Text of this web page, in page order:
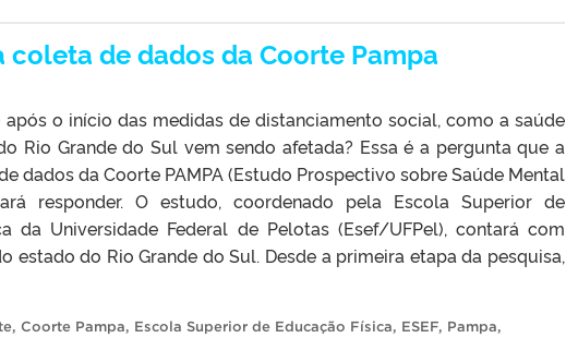
coleta de dados da Coorte Pampa
após o início das medidas de distanciamento social, como a saúde
Rio Grande do Sul vem sendo afetada? Essa é a pergunta que a
dados da Coorte PAMPA (Estudo Prospectivo sobre Saúde Mental
responder. O estudo, coordenado pela Escola Superior de
da Universidade Federal de Pelotas (Esef/UFPel), contará com
estado do Rio Grande do Sul. Desde a primeira etapa da pesquisa,
, Coorte Pampa, Escola Superior de Educação Física, ESEF, Pampa,